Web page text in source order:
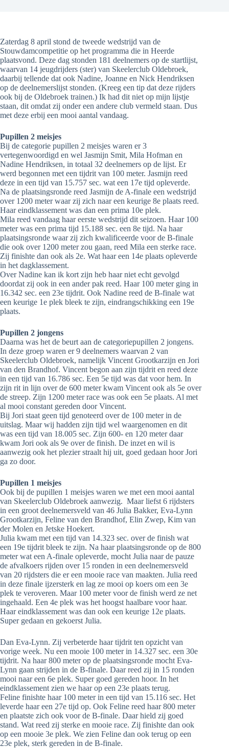
Zaterdag 8 april stond de tweede wedstrijd van de
Stouwdamcompetitie op het programma die in Heerde
plaatsvond. Deze dag stonden 181 deelnemers op de startlijst,
waarvan 14 jeugdrijders (ster) van Skeelerclub Oldebroek,
daarbij tellende dat ook Nadine, Joanne en Nick Hendriksen
op de deelnemerslijst stonden. (Kreeg een tip dat deze rijders
ook bij de Oldebroek trainen.) Ik had dit niet op mijn lijstje
staan, dit omdat zij onder een andere club vermeld staan. Dus
met deze erbij een mooi aantal vandaag.
Pupillen 2 meisjes
Bij de categorie pupillen 2 meisjes waren er 3
vertegenwoordigd en wel Jasmijn Smit, Mila Hofman en
Nadine Hendriksen, in totaal 32 deelnemers op de lijst. Er
werd begonnen met een tijdrit van 100 meter. Jasmijn reed
deze in een tijd van 15.757 sec. wat een 17e tijd opleverde.
Na de plaatsingsronde reed Jasmijn de A-finale een wedstrijd
over 1200 meter waar zij zich naar een keurige 8e plaats reed.
Haar eindklassement was dan een prima 10e plek.
Mila reed vandaag haar eerste wedstrijd dit seizoen. Haar 100
meter was een prima tijd 15.188 sec. een 8e tijd. Na haar
plaatsingsronde waar zij zich kwalificeerde voor de B-finale
die ook over 1200 meter zou gaan, reed Mila een sterke race.
Zij finishte dan ook als 2e. Wat haar een 14e plaats opleverde
in het dagklassement.
Over Nadine kan ik kort zijn heb haar niet echt gevolgd
doordat zij ook in een ander pak reed. Haar 100 meter ging in
16.342 sec. een 23e tijdrit. Ook Nadine reed de B-finale wat
een keurige 1e plek bleek te zijn, eindrangschikking een 19e
plaats.
Pupillen 2 jongens
Daarna was het de beurt aan de categoriepupillen 2 jongens.
In deze groep waren er 9 deelnemers waarvan 2 van
Skeelerclub Oldebroek, namelijk Vincent Grootkarzijn en Jori
van den Brandhof. Vincent begon aan zijn tijdrit en reed deze
in een tijd van 16.786 sec. Een 5e tijd was dat voor hem. In
zijn rit in lijn over de 600 meter kwam Vincent ook als 5e over
de streep. Zijn 1200 meter race was ook een 5e plaats. Al met
al mooi constant gereden door Vincent.
Bij Jori staat geen tijd genoteerd over de 100 meter in de
uitslag. Maar wij hadden zijn tijd wel waargenomen en dit
was een tijd van 18.005 sec. Zijn 600- en 120 meter daar
kwam Jori ook als 9e over de finish. De inzet en wil is
aanwezig ook het plezier straalt hij uit, goed gedaan hoor Jori
ga zo door.
Pupillen 1 meisjes
Ook bij de pupillen 1 meisjes waren we met een mooi aantal
van Skeelerclub Oldebroek aanwezig. Maar liefst 6 rijdsters
in een groot deelnemersveld van 46 Julia Bakker, Eva-Lynn
Grootkarzijn, Feline van den Brandhof, Elin Zwep, Kim van
der Molen en Jetske Hoekert.
Julia kwam met een tijd van 14.323 sec. over de finish wat
een 19e tijdrit bleek te zijn. Na haar plaatsingsronde op de 800
meter wat een A-finale opleverde, mocht Julia naar de pauze
de afvalkoers rijden over 15 ronden in een deelnemersveld
van 20 rijdsters die er een mooie race van maakten. Julia reed
in deze finale ijzersterk en lag ze mooi op koers om een 3e
plek te veroveren. Maar 100 meter voor de finish werd ze net
ingehaald. Een 4e plek was het hoogst haalbare voor haar.
Haar eindklassement was dan ook een keurige 12e plaats.
Super gedaan en gekoerst Julia.
Dan Eva-Lynn. Zij verbeterde haar tijdrit ten opzicht van
vorige week. Nu een mooie 100 meter in 14.327 sec. een 30e
tijdrit. Na haar 800 meter op de plaatsingsronde mocht Eva-
Lynn gaan strijden in de B-finale. Daar reed zij in 15 ronden
mooi naar een 6e plek. Super goed gereden hoor. In het
eindklassement zien we haar op een 23e plaats terug.
Feline finishte haar 100 meter in een tijd van 15.116 sec. Het
leverde haar een 27e tijd op. Ook Feline reed haar 800 meter
en plaatste zich ook voor de B-finale. Daar hield zij goed
stand. Wat reed zij sterke en mooie race. Zij finishte dan ook
op een mooie 3e plek. We zien Feline dan ook terug op een
23e plek, sterk gereden in de B-finale.